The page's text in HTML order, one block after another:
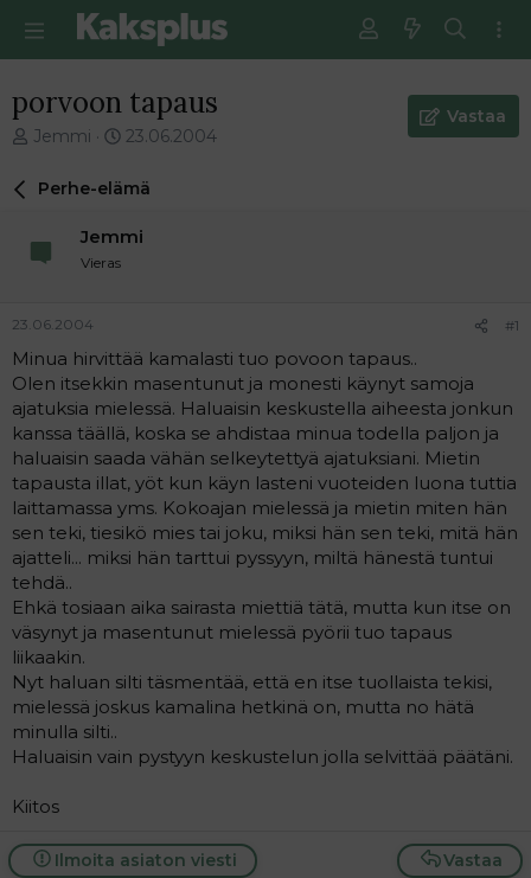
porvoon tapaus
V
e
i
t
u
n
a
o
t
t
a
j
a
Jemmi
E
s
m
m
n
v
i
s
i
23.06.2004
Vastaa
Perhe-elämä
Jemmi
Vieras
23.06.2004 #1
Minua hirvittää kamalasti tuo povoon tapaus..
Olen itsekkin masentunut ja monesti käynyt samoja
ajatuksia mielessä. Haluaisin keskustella aiheesta jonkun
kanssa täällä, koska se ahdistaa minua todella paljon ja
haluaisin saada vähän selkeytettyä ajatuksiani. Mietin
tapausta illat, yöt kun käyn lasteni vuoteiden luona tuttia
laittamassa yms. Kokoajan mielessä ja mietin miten hän
sen teki, tiesikö mies tai joku, miksi hän sen teki, mitä hän
ajatteli... miksi hän tarttui pyssyyn, miltä hänestä tuntui
tehdä..
Ehkä tosiaan aika sairasta miettiä tätä, mutta kun itse on
väsynyt ja masentunut mielessä pyörii tuo tapaus
liikaakin.
Nyt haluan silti täsmentää, että en itse tuollaista tekisi,
mielessä joskus kamalina hetkinä on, mutta no hätä
minulla silti..
Haluaisin vain pystyyn keskustelun jolla selvittää päätäni.
Kiitos
Vastaa
Ilmoita asiaton viesti